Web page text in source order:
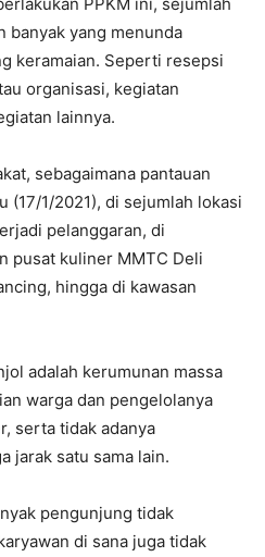
banyak yang menunda
keramaian. Seperti resepsi
organisasi, kegiatan
lainnya.
sebagaimana pantauan
(17/1/2021), di sejumlah lokasi
pelanggaran, di
pusat kuliner MMTC Deli
hingga di kawasan
adalah kerumunan massa
warga dan pengelolanya
serta tidak adanya
jarak satu sama lain.
pengunjung tidak
di sana juga tidak